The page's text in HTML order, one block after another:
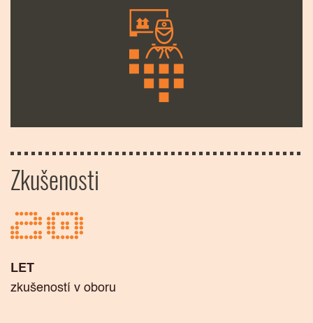
Zkušenosti
20
LET
zkušeností v oboru